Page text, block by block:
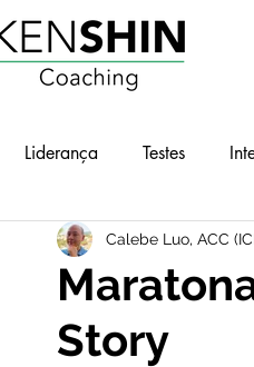
Liderança Testes
Workshops Geek e Pop
BOT - Brilho nos Olhos no Trabalho
Story
Calebe Luo, ACC